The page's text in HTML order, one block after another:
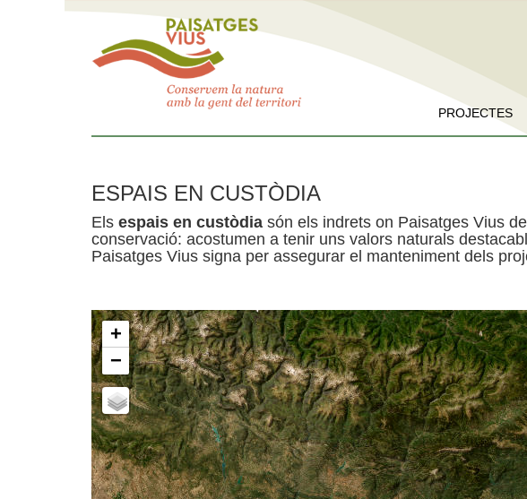
PROJECTES
ESPAIS EN CUSTÒDIA
Els espais en custòdia són els indrets on Paisatges Vius
conservació: acostumen a tenir uns valors naturals
Paisatges Vius signa per assegurar el manteniment dels
+
−